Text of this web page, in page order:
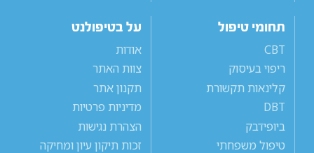
תחומי טיפול
CBT
ריפוי בעיסוק
קלינאות תקשורת
DBT
ביופידבק
טיפול משפחתי
על בטיפולנט
אודות
צוות האתר
תקנון אתר
מדיניות פרטיות
הצהרת נגישות
זכות תיקון עיון ומחיקה